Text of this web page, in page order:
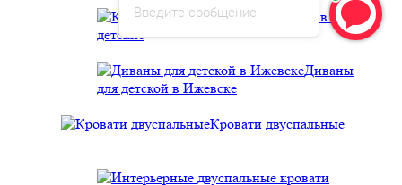
Кровати в ткани
детские
Диваны
для детской в Ижевске
Кровати двуспальные
Введите сообщение